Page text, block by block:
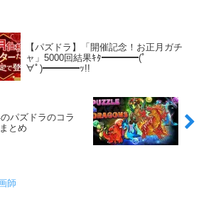
【パズドラ】「開催記念！お正月ガチ
ャ」5000回結果ｷﾀ━━━━(ﾟ
∀ﾟ)━━━━ｯ!!
パズドラのコラ
とめ
師